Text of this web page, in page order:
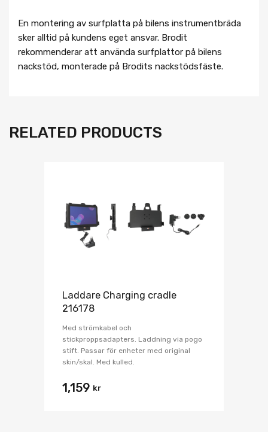
En montering av surfplatta på bilens instrumentbräda
sker alltid på kundens eget ansvar. Brodit
rekommenderar att använda surfplattor på bilens
nackstöd, monterade på Brodits nackstödsfäste.
RELATED PRODUCTS
Laddare Charging cradle
216178
Med strömkabel och
stickproppsadapters. Laddning via pogo
stift. Passar för enheter med original
skin/skal. Med kulled.
1,159 kr